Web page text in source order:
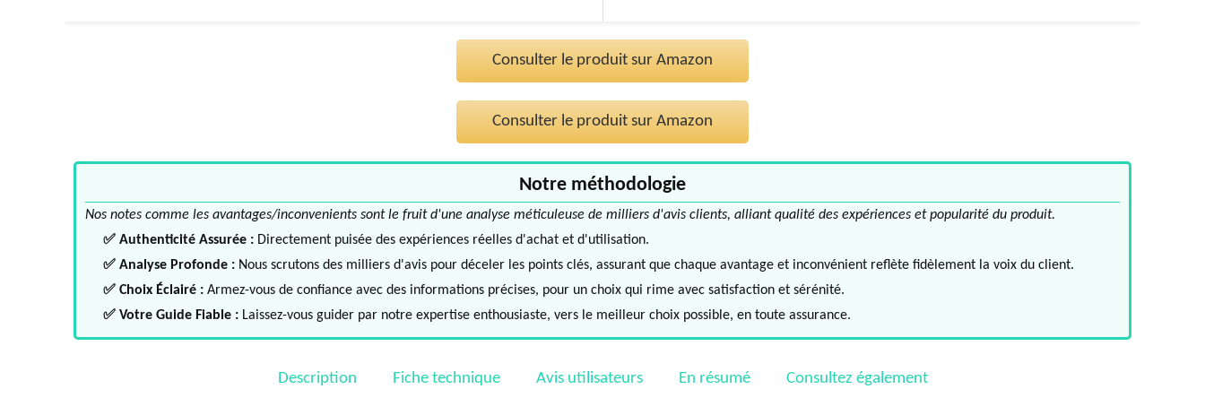
Consulter le produit sur Amazon
Consulter le produit sur Amazon
Notre méthodologie
Nos notes comme les avantages/inconvenients sont le fruit d'une analyse méticuleuse de milliers d'avis clients, alliant qualité des expériences et popularité du produit.
✅ Authenticité Assurée : Directement puisée des expériences réelles d'achat et d'utilisation.
✅ Analyse Profonde : Nous scrutons des milliers d'avis pour déceler les points clés, assurant que chaque avantage et inconvénient reflète fidèlement la voix du client.
✅ Choix Éclairé : Armez-vous de confiance avec des informations précises, pour un choix qui rime avec satisfaction et sérénité.
✅ Votre Guide Fiable : Laissez-vous guider par notre expertise enthousiaste, vers le meilleur choix possible, en toute assurance.
Description Fiche technique Avis utilisateurs En résumé Consultez également